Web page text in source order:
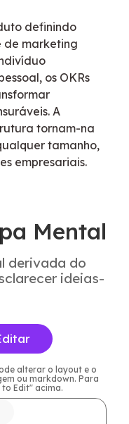
definindo
de marketing
os OKRs
A
tornam-na
tamanho,
empresariais.
Mental
derivada do
ideias-
alterar o layout e o
ou markdown. Para
Edit" acima.